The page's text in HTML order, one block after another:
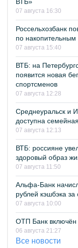
07 августа 16:30
Россельхозбанк
по накопительным
07 августа 15:40
ВТБ: на
появится новая
спортсменов
07 августа 12:28
Среднеуральск и
доступна
07 августа 12:13
ВТБ: россияне
здоровый образ
07 августа 11:50
Альфа-Банк
рублей кэшбэка за
07 августа 10:00
ОТП Банк
06 августа 21:27
Все новости